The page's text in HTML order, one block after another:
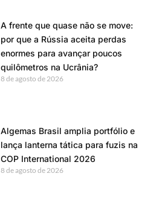
A frente que quase não se move:
por que a Rússia aceita perdas
enormes para avançar poucos
quilômetros na Ucrânia?
8 de agosto de 2026
Algemas Brasil amplia portfólio e
lança lanterna tática para fuzis na
COP International 2026
8 de agosto de 2026